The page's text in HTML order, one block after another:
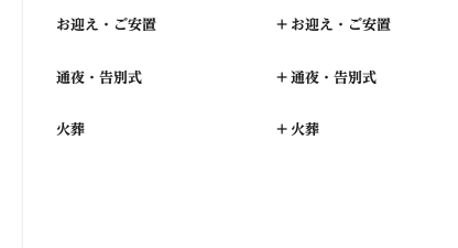
お迎え・ご安置 +
通夜・告別式 +
火葬 +
お迎え・ご安置
通夜・告別式
火葬